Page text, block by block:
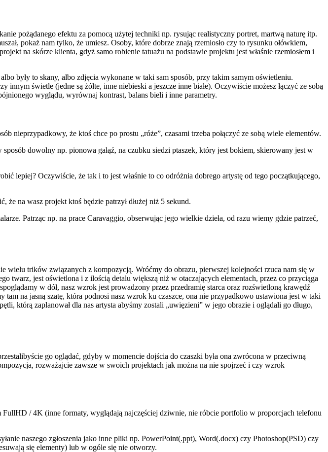
pożądanego efektu za pomocą użytej techniki np. rysując realistyczny portret, martwą naturę itp.
pokaż nam tylko, że umiesz. Osoby, które dobrze znają rzemiosło czy to rysunku ołówkiem,
na skórze klienta, gdyż samo robienie tatuażu na podstawie projektu jest właśnie rzemiosłem i
były to skany, albo zdjęcia wykonane w taki sam sposób, przy takim samym oświetleniu.
świetle (jedne są żółte, inne niebieski a jeszcze inne białe). Oczywiście możesz łączyć ze sobą
wyglądu, wyrównaj kontrast, balans bieli i inne parametry.
nieprzypadkowy, że ktoś chce po prostu „róże”, czasami trzeba połączyć ze sobą wiele elementów.
sposób dowolny np. pionowa gałąź, na czubku siedzi ptaszek, który jest bokiem, skierowany jest w
lepiej? Oczywiście, że tak i to jest właśnie to co odróżnia dobrego artystę od tego początkującego,
na wasz projekt ktoś będzie patrzył dłużej niż 5 sekund.
Patrząc np. na prace Caravaggio, obserwując jego wielkie dzieła, od razu wiemy gdzie patrzeć,
wielu trików związanych z kompozycją. Wróćmy do obrazu, pierwszej kolejności rzuca nam się w
twarz, jest oświetlona i z ilością detalu większą niż w otaczających elementach, przez co przyciąga
w dół, nasz wzrok jest prowadzony przez przedramię starca oraz rozświetloną krawędź
na jasną szatę, która podnosi nasz wzrok ku czaszce, ona nie przypadkowo ustawiona jest w taki
którą zaplanował dla nas artysta abyśmy zostali „uwięzieni” w jego obrazie i oglądali go długo,
go oglądać, gdyby w momencie dojścia do czaszki była ona zwrócona w przeciwną
rozważajcie zawsze w swoich projektach jak można na nie spojrzeć i czy wzrok
/ 4K (inne formaty, wyglądają najczęściej dziwnie, nie róbcie portfolio w proporcjach telefonu
naszego zgłoszenia jako inne pliki np. PowerPoint(.ppt), Word(.docx) czy Photoshop(PSD) czy
się elementy) lub w ogóle się nie otworzy.